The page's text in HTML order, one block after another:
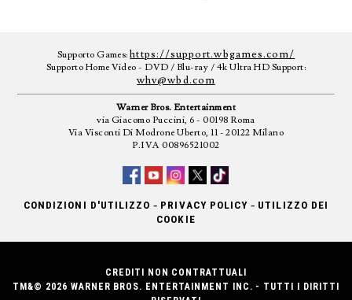
Supporto Games:https://support.wbgames.com/
Supporto Home Video - DVD / Blu-ray / 4k Ultra HD Support:
whv@wbd.com
Warner Bros. Entertainment
via Giacomo Puccini, 6 - 00198 Roma
Via Visconti Di Modrone Uberto, 11 - 20122 Milano
P.IVA 00896521002
CONDIZIONI D'UTILIZZO - PRIVACY POLICY - UTILIZZO DEI
COOKIE
CREDITI NON CONTRATTUALI
TM&© 2026 WARNER BROS. ENTERTAINMENT INC. - TUTTI I DIRITTI